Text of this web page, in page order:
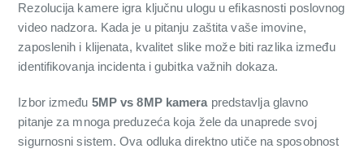
Rezolucija kamere igra ključnu ulogu u efikasnosti poslovnog
video nadzora. Kada je u pitanju zaštita vaše imovine,
zaposlenih i klijenata, kvalitet slike može biti razlika između
identifikovanja incidenta i gubitka važnih dokaza.
Izbor između 5MP vs 8MP kamera predstavlja glavno
pitanje za mnoga preduzeća koja žele da unaprede svoj
sigurnosni sistem. Ova odluka direktno utiče na sposobnost